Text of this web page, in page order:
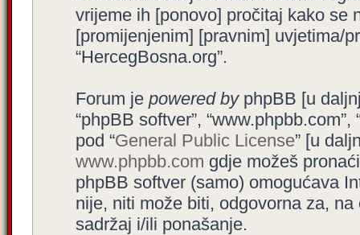
vrijeme ih [ponovo] pročitaj kako se
[promijenjenim] [pravnim] uvjetima/
“HercegBosna.org”.
Forum je powered byphpBB [u
“phpBB softver”,
pod “General Public License” [u
www.phpbb.com gdje možeš
phpBB softver (samo) omogućava
nije, niti može biti, odgovorna za,
sadržaj i/ili ponašanje.